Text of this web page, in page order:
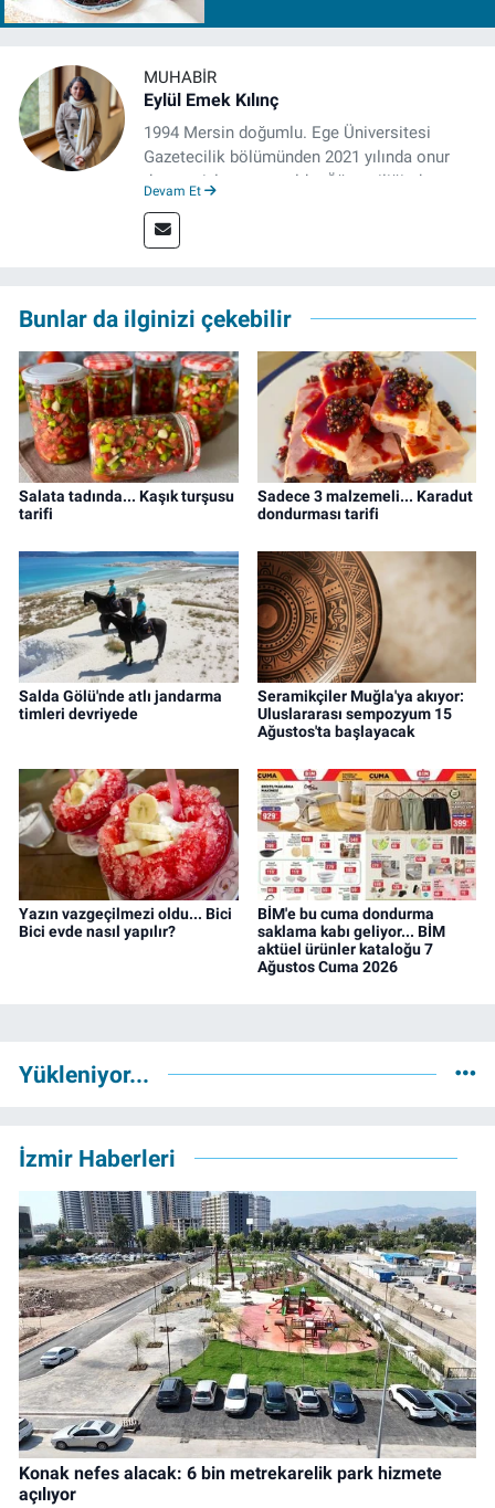
MUHABIR
Eylül Emek Kılınç
1994 Mersin doğumlu. Ege Üniversitesi
Gazetecilik bölümünden 2021 yılında onur
derecesiyle mezun oldu. Öğrenciliğinde
deneyimin dışında kapatılana kadar Artı TV
ve TELE1 TV Ankara bürolarında editör ve
Devam Et
Bunlar da ilginizi çekebilir
Salata tadında... Kaşık turşusu
tarifi
Sadece 3 malzemeli... Karadut
dondurması tarifi
Salda Gölü'nde atlı jandarma
timleri devriyede
Seramikçiler Muğla'ya akıyor:
Uluslararası sempozyum 15
Ağustos'ta başlayacak
Yazın vazgeçilmezi oldu... Bici
Bici evde nasıl yapılır?
BİM'e bu cuma dondurma
saklama kabı geliyor... BİM
aktüel ürünler kataloğu 7
Ağustos Cuma 2026
Yükleniyor...
İzmir Haberleri
Konak nefes alacak: 6 bin metrekarelik park hizmete
açılıyor